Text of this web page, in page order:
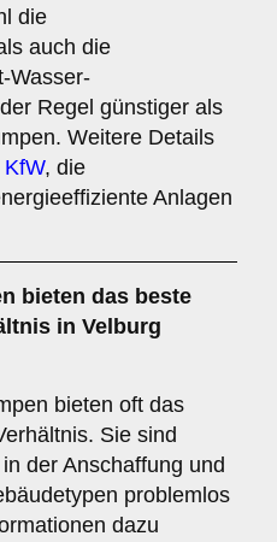
die
auch die
Wasser-
Regel günstiger als
Weitere Details
KfW, die
Anlagen
bieten das beste
in Velburg
bieten oft das
Sie sind
der Anschaffung und
problemlos
dazu